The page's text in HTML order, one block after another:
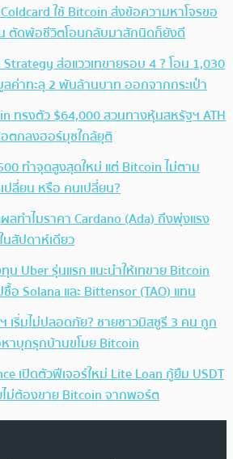
ใช้ Bitcoin ส่งข้อความหาโจรขอ
ตัดพ้อชีวิตโอนกลับมาสักนิดก็ยังดี
ส่อแววเทขายรอบ 4 ? โอน 1,030
ลค่าทะลุ 2 พันล้านบาท ออกจากกระเป๋า
ทรงตัว $64,000 สวนทางหุ้นสหรัฐฯ ATH
ตกลงฮอร์มุซใกล้ยุติ
ทำจุดสูงสุดใหม่ แต่ Bitcoin ไม่ตาม
ปลี่ยน หรือ คนเปลี่ยน?
ลทำไมราคา Cardano (Ada) ถึงพุ่งแรง
นสัปดาห์เดียว
น Uber รุ่นแรก แนะนำให้เทขาย Bitcoin
ซื้อ Solana และ Bittensor (TAO) แทน
เริ่มไม่ปลอดภัย? ชายชาวมิสซูรี 3 คน ถูก
าบุกรุกบ้านขโมย Bitcoin
เปิดตัวฟีเจอร์ใหม่ Lite Loan กู้ยืม USDT
ไม่ต้องขาย Bitcoin จากพอร์ต